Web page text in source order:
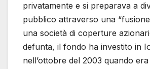
privatamente e si preparava a
pubblico attraverso una
una società di coperture
defunta, il fondo ha investito in
nell’ottobre del 2003 quando